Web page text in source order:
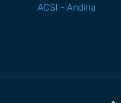
ACSI - Andina